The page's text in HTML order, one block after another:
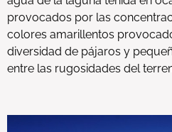
provocados por las
colores amarillentos
diversidad de pájaros y
entre las rugosidades del